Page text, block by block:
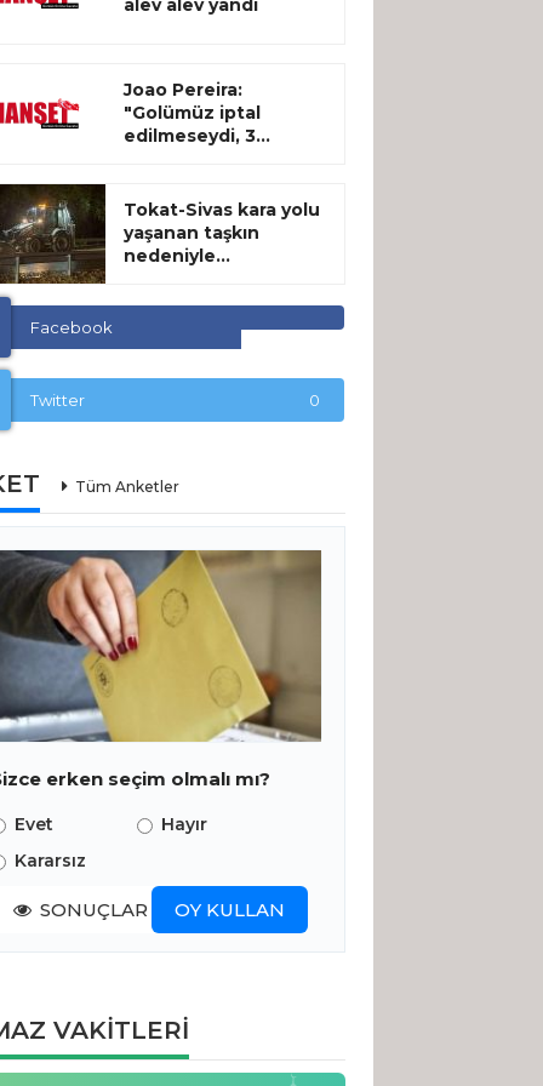
alev alev yandı
Joao Pereira:
"Golümüz iptal
edilmeseydi, 3...
Tokat-Sivas kara yolu
yaşanan taşkın
nedeniyle...
Facebook
Twitter 0
Tüm Anketler
erken seçim olmalı mı?
Evet
Hayır
Kararsız
SONUÇLAR OY KULLAN
VAKİTLERİ